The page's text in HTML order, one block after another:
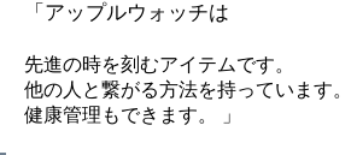
「アップルウォッチは
先進の時を刻むアイテムです。
他の人と繋がる方法を持っています。
健康管理もできます。 」